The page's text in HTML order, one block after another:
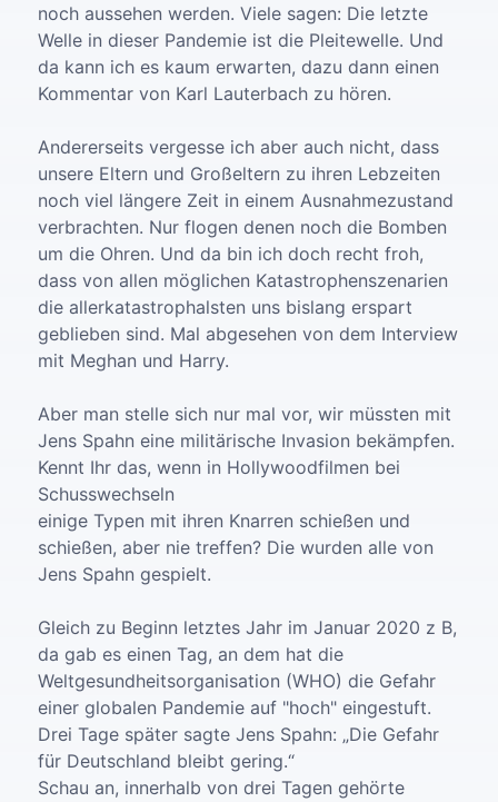
noch aussehen werden. Viele sagen: Die letzte
Welle in dieser Pandemie ist die Pleitewelle. Und
da kann ich es kaum erwarten, dazu dann einen
Kommentar von Karl Lauterbach zu hören.
Andererseits vergesse ich aber auch nicht, dass
unsere Eltern und Großeltern zu ihren Lebzeiten
noch viel längere Zeit in einem Ausnahmezustand
verbrachten. Nur flogen denen noch die Bomben
um die Ohren. Und da bin ich doch recht froh,
dass von allen möglichen Katastrophenszenarien
die allerkatastrophalsten uns bislang erspart
geblieben sind. Mal abgesehen von dem Interview
mit Meghan und Harry.
Aber man stelle sich nur mal vor, wir müssten mit
Jens Spahn eine militärische Invasion bekämpfen.
Kennt Ihr das, wenn in Hollywoodfilmen bei
Schusswechseln
einige Typen mit ihren Knarren schießen und
schießen, aber nie treffen? Die wurden alle von
Jens Spahn gespielt.
Gleich zu Beginn letztes Jahr im Januar 2020 z B,
da gab es einen Tag, an dem hat die
Weltgesundheitsorganisation (WHO) die Gefahr
einer globalen Pandemie auf "hoch" eingestuft.
Drei Tage später sagte Jens Spahn: „Die Gefahr
für Deutschland bleibt gering.“
Schau an, innerhalb von drei Tagen gehörte